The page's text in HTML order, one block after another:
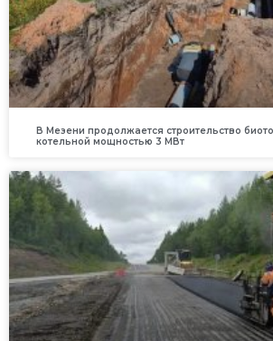
В Мезени продолжается строительство
котельной мощностью 3 МВт